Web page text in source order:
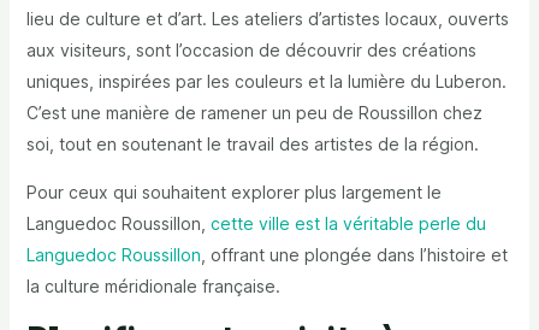
lieu de culture et d’art. Les ateliers d’artistes locaux, ouverts
aux visiteurs, sont l’occasion de découvrir des créations
uniques, inspirées par les couleurs et la lumière du Luberon.
C’est une manière de ramener un peu de Roussillon chez
soi, tout en soutenant le travail des artistes de la région.
Pour ceux qui souhaitent explorer plus largement le
Languedoc Roussillon, cette ville est la véritable perle du
Languedoc Roussillon , offrant une plongée dans l’histoire et
la culture méridionale française.